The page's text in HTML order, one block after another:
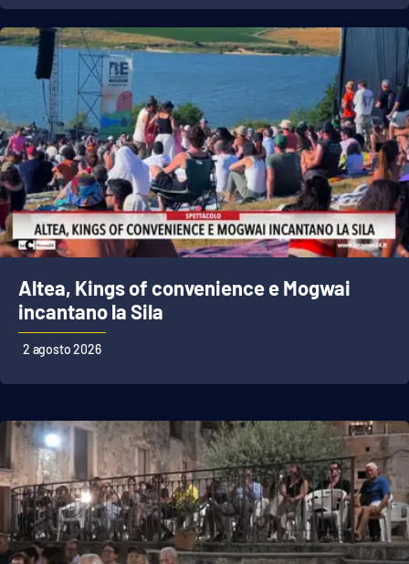
APP
Android
Apple
Altea, Kings of convenience e Mogwai
incantano la Sila
2 agosto 2026